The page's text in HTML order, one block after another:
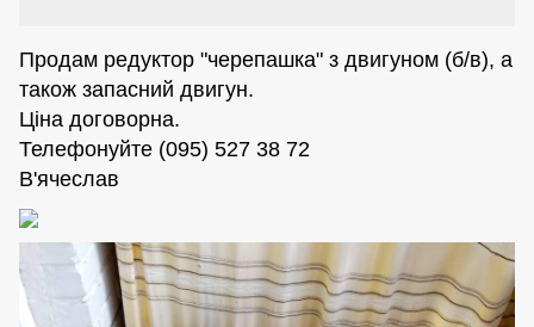
Продам редуктор "черепашка" з двигуном (б/в), а
також запасний двигун.
Ціна договорна.
Телефонуйте (095) 527 38 72
В'ячеслав